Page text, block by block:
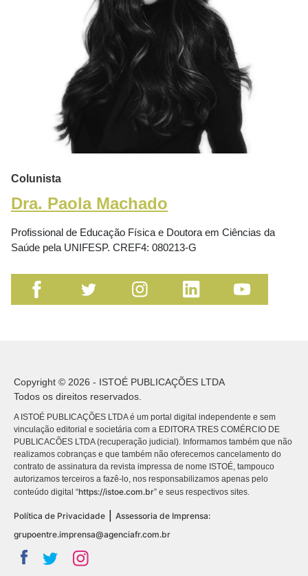
Colunista
Dra. Paola Machado
Profissional de Educação Física e Doutora em Ciências da
Saúde pela UNIFESP. CREF4: 080213-G
Copyright © 2026 - ISTOÉ PUBLICAÇÕES LTDA
Todos os direitos reservados.
A ISTOÉ PUBLICAÇÕES LTDA é um portal digital independente e sem
vinculação editorial e societária com a EDITORA TRES COMÉRCIO DE
PUBLICACÕES LTDA (recuperação judicial). Informamos também que não
realizamos cobranças e que também não oferecemos cancelamento do
contrato de assinatura da revista impressa de nome ISTOÉ, tampouco
autorizamos terceiros a fazê-lo, nos responsabilizamos apenas pelo
conteúdo digital “https://istoe.com.br” e seus respectivos sites.
Política de Privacidade | Assessoria de Imprensa:
grupoentre.imprensa@agenciafr.com.br